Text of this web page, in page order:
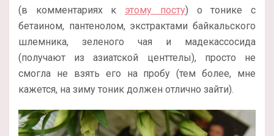
(в комментариях к этому посту) о тонике с
бетаином, пантенолом, экстрактами байкальского
шлемника, зеленого чая и мадекассосида
(получают из азиатской центтелы), просто не
смогла не взять его на пробу (тем более, мне
кажется, на зиму тоник должен отлично зайти).